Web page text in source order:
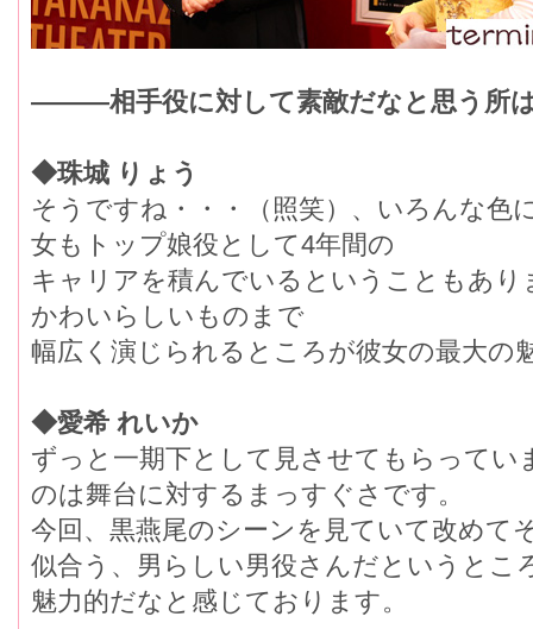
―――相手役に対して素敵だなと思う所
◆珠城 りょう
そうですね・・・（照笑）、いろんな色
女もトップ娘役として4年間の
キャリアを積んでいるということもあ
かわいらしいものまで
幅広く演じられるところが彼女の最大の
◆愛希 れいか
ずっと一期下として見させてもらってい
のは舞台に対するまっすぐさです。
今回、黒燕尾のシーンを見ていて改めて
似合う、男らしい男役さんだというとこ
魅力的だなと感じております。